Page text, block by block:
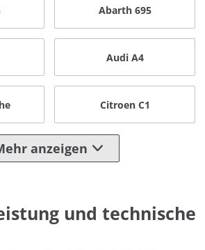
Abarth 695
Audi A4
Citroen C1
anzeigen
und technische